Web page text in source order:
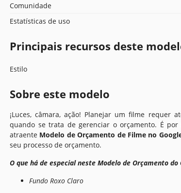
Comunidade
Estatísticas de uso
Principais recursos deste
Estilo
Sobre este modelo
¡Luces, câmara, ação! Planejar um filme requer
quando se trata de gerenciar o orçamento. É
atraente Modelo de Orçamento de Filme no
seu processo de orçamento.
O que há de especial neste Modelo de Orçamento do
Fundo Roxo Claro